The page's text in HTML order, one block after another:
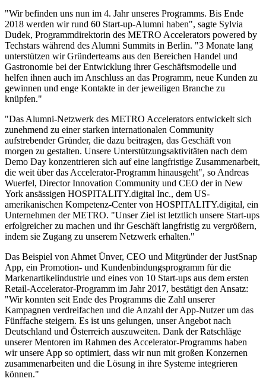
"Wir befinden uns nun im 4. Jahr unseres Programms. Bis Ende
2018 werden wir rund 60 Start-up-Alumni haben", sagte Sylvia
Dudek, Programmdirektorin des METRO Accelerators powered by
Techstars während des Alumni Summits in Berlin. "3 Monate lang
unterstützen wir Gründerteams aus den Bereichen Handel und
Gastronomie bei der Entwicklung ihrer Geschäftsmodelle und
helfen ihnen auch im Anschluss an das Programm, neue Kunden zu
gewinnen und enge Kontakte in der jeweiligen Branche zu
knüpfen."
"Das Alumni-Netzwerk des METRO Accelerators entwickelt sich
zunehmend zu einer starken internationalen Community
aufstrebender Gründer, die dazu beitragen, das Geschäft von
morgen zu gestalten. Unsere Unterstützungsaktivitäten nach dem
Demo Day konzentrieren sich auf eine langfristige Zusammenarbeit,
die weit über das Accelerator-Programm hinausgeht", so Andreas
Wuerfel, Director Innovation Community und CEO der in New
York ansässigen HOSPITALITY.digital Inc., dem US-
amerikanischen Kompetenz-Center von HOSPITALITY.digital, ein
Unternehmen der METRO. "Unser Ziel ist letztlich unsere Start-ups
erfolgreicher zu machen und ihr Geschäft langfristig zu vergrößern,
indem sie Zugang zu unserem Netzwerk erhalten."
Das Beispiel von Ahmet Ünver, CEO und Mitgründer der JustSnap
App, ein Promotion- und Kundenbindungsprogramm für die
Markenartikelindustrie und eines von 10 Start-ups aus dem ersten
Retail-Accelerator-Programm im Jahr 2017, bestätigt den Ansatz:
"Wir konnten seit Ende des Programms die Zahl unserer
Kampagnen verdreifachen und die Anzahl der App-Nutzer um das
Fünffache steigern. Es ist uns gelungen, unser Angebot nach
Deutschland und Österreich auszuweiten. Dank der Ratschläge
unserer Mentoren im Rahmen des Accelerator-Programms haben
wir unsere App so optimiert, dass wir nun mit großen Konzernen
zusammenarbeiten und die Lösung in ihre Systeme integrieren
können."